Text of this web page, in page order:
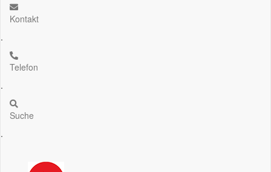
Kontakt
.
Telefon
.
Suche
.